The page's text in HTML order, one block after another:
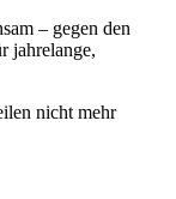
– gegen den
jahrelange,
nicht mehr